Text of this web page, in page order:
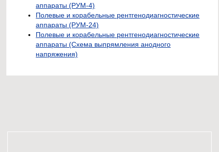
аппараты (РУМ-4)
Полевые и корабельные рентгенодиагностические
аппараты (РУМ-24)
Полевые и корабельные рентгенодиагностические
аппараты (Схема выпрямления анодного
напряжения)